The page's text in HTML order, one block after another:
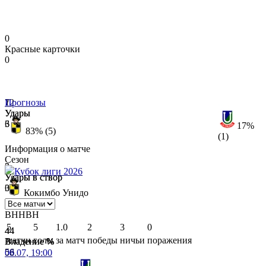
0
Красные карточки
0
12
Удары
3
5
Удары в створ
0
44
Владение %
56
7
Удары
6
2
Удары в створ
3
44
Владение %
56
Прогнозы
83% (5)
17%
(1)
Информация о матче
Сезон
Кубок лиги 2026
Кокимбо Унидо
ВННВН
5
5 1.0 2 3
0
матчи голы за матч победы ничьи поражения
08.07, 19:00